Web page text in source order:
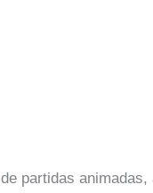
de partidas